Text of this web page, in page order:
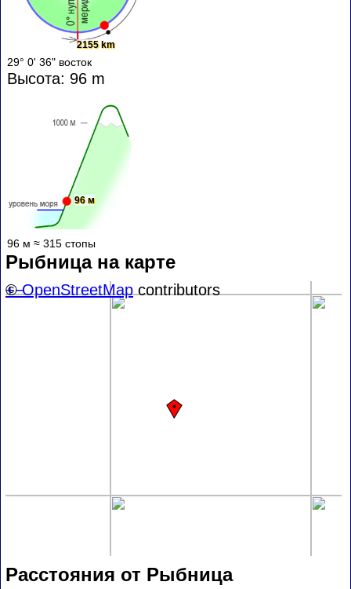
2155 km
29° 0' 36" восток
Высота: 96 m
96 м
96 м ≈ 315 стопы
Рыбница на карте
+−
©OpenStreetMapcontributors
Расстояния от Рыбница